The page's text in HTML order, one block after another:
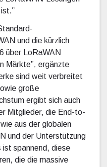
und die kürzlich
über LoRaWAN
Märkte”, ergänzte
sind weit verbreitet
große
ergibt sich auch
Mitglieder, die End-to-
aus der globalen
und der Unterstützung
spannend, diese
die die massive